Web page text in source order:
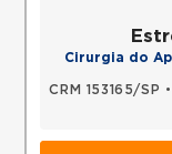
Cirurgia do
CRM 153165/SP •